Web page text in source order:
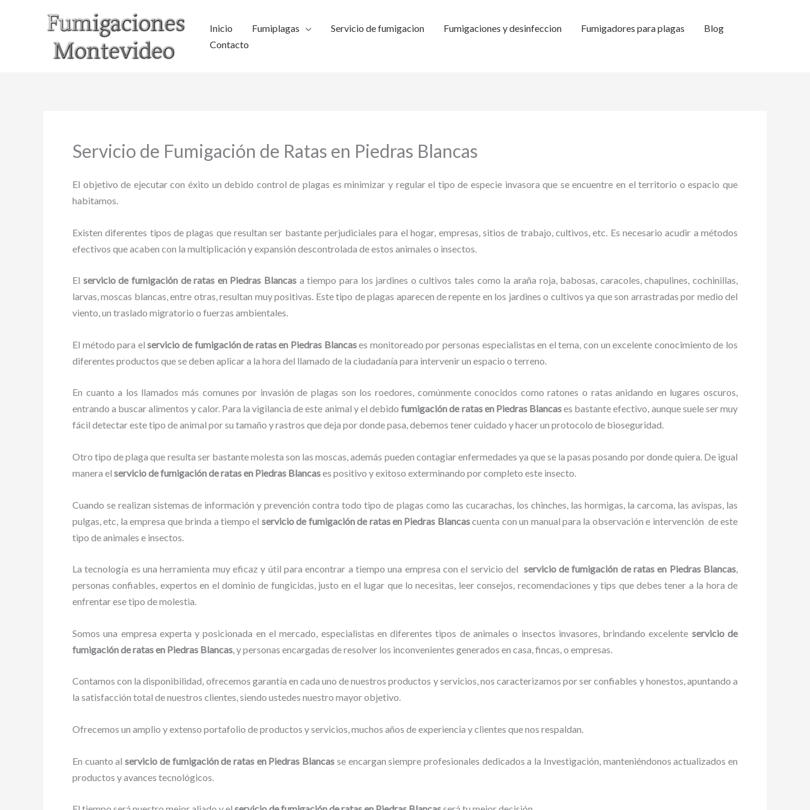
Inicio Fumiplagas Servicio de fumigacion Fumigaciones y desinfeccion Fumigadores para plagas
Blog
Contacto
Servicio de Fumigación de Ratas en Piedras Blancas
El objetivo de ejecutar con éxito un debido control de plagas es minimizar y regular el tipo de especie invasora que se encuentre en el territorio o espacio que
habitamos.
Existen diferentes tipos de plagas que resultan ser bastante perjudiciales para el hogar, empresas, sitios de trabajo, cultivos, etc. Es necesario acudir a métodos
efectivos que acaben con la multiplicación y expansión descontrolada de estos animales o insectos.
El servicio de fumigación de ratas en Piedras Blancas a tiempo para los jardines o cultivos tales como la araña roja, babosas, caracoles, chapulines, cochinillas,
larvas, moscas blancas, entre otras, resultan muy positivas. Este tipo de plagas aparecen de repente en los jardines o cultivos ya que son arrastradas por medio del
viento, un traslado migratorio o fuerzas ambientales.
El método para elservicio de fumigación de ratasen Piedras Blancases monitoreado por personas especialistas en el tema, con un excelente conocimiento de los
diferentes productos que se deben aplicar a la hora del llamado de la ciudadanía para intervenir un espacio o terreno.
En cuanto a los llamados más comunes por invasión de plagas son los roedores, comúnmente conocidos como ratones o ratas anidando en lugares oscuros,
entrando a buscar alimentos y calor. Para la vigilancia de este animal y el debidofumigación de ratasen Piedras Blancases bastante efectivo, aunque suele ser muy
fácil detectar este tipo de animal por su tamaño y rastros que deja por donde pasa, debemos tener cuidado y hacer un protocolo de bioseguridad.
Otro tipo de plaga que resulta ser bastante molesta son las moscas, además pueden contagiar enfermedades ya que se la pasas posando por donde quiera. De igual
manera el servicio de fumigación de ratasen Piedras Blancases positivo y exitoso exterminando por completo este insecto.
Cuando se realizan sistemas de información y prevención contra todo tipo de plagas como las cucarachas, los chinches, las hormigas, la carcoma, las avispas, las
pulgas, etc, la empresa que brinda a tiempo el servicio de fumigación de ratasen Piedras Blancascuenta con un manual para la observación e intervención de este
tipo de animales e insectos.
La tecnología es una herramienta muy eficaz y útil para encontrar a tiempo una empresa con el servicio del servicio de fumigación de ratasen Piedras Blancas,
personas confiables, expertos en el dominio de fungicidas, justo en el lugar que lo necesitas, leer consejos, recomendaciones y tips que debes tener a la hora de
enfrentar ese tipo de molestia.
Somos una empresa experta y posicionada en el mercado, especialistas en diferentes tipos de animales o insectos invasores, brindando excelente servicio de
fumigación de ratasen Piedras Blancas , y personas encargadas de resolver los inconvenientes generados en casa, fincas, o empresas.
Contamos con la disponibilidad, ofrecemos garantía en cada uno de nuestros productos y servicios, nos caracterizamos por ser confiables y honestos, apuntando a
la satisfacción total de nuestros clientes, siendo ustedes nuestro mayor objetivo.
Ofrecemos un amplio y extenso portafolio de productos y servicios, muchos años de experiencia y clientes que nos respaldan.
En cuanto alservicio de fumigación de ratas en Piedras Blancas se encargan siempre profesionales dedicados a la Investigación, manteniéndonos actualizados en
productos y avances tecnológicos.